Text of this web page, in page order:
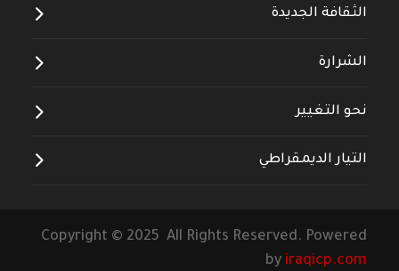
الثقافة الجديدة
الشرارة
نحو التغيير
التيار الديمقراطي
Copyright © 2025 All Rights Reserved. Powered
by iraqicp.com